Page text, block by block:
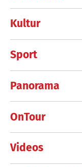
Kultur
Sport
Panorama
OnTour
Videos